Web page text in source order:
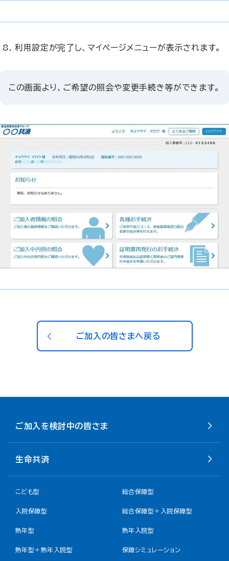
利用設定が完了し、マイページメニューが表示されます。
この画面より、ご希望の照会や変更手続き等ができます。
ご加入の皆さまへ戻る
ご加入を検討中の皆さま
生命共済
こども型 総合保障型
入院保障型 総合保障型＋入院保障型
熟年型 熟年入院型
熟年型＋熟年入院型 保障シミュレーション